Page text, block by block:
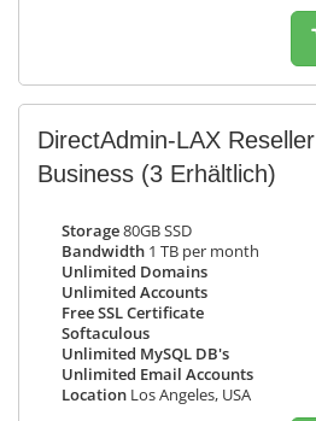
DirectAdmin-LAX Reseller
Business (3 Erhältlich)
Storage80GB SSD
Bandwidth 1 TB per month
Unlimited Domains
Unlimited Accounts
Free SSL Certificate
Softaculous
Unlimited MySQL DB's
Unlimited Email Accounts
Location Los Angeles, USA